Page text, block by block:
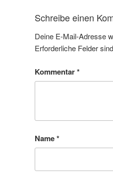
Schreibe einen
Deine E-Mail-Adresse
Erforderliche Felder
Kommentar*
Name*